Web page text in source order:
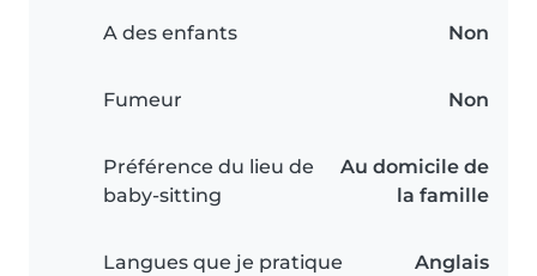
A des enfants Non
Fumeur Non
Préférence du lieu de
baby-sitting
Au domicile de
la famille
Langues que je pratique Anglais